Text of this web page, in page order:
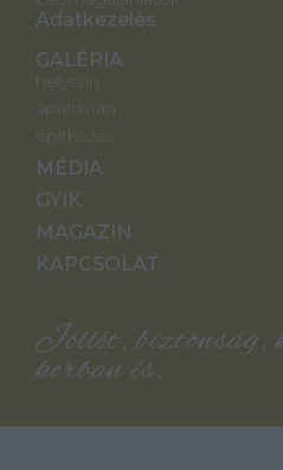
Adatkezelés
GALÉRIA
helyszín
apartman
építkezés
MÉDIA
GYIK
MAGAZIN
KAPCSOLAT
Jóllét, biztonság,
korban is.